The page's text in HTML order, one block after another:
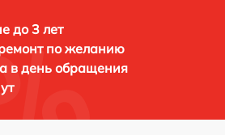
до 3 лет
по желанию
в день обращения